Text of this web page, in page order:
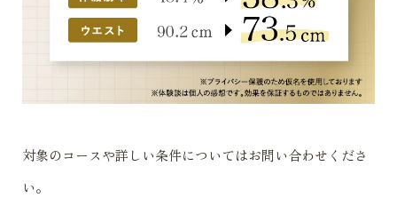
対象のコースや詳しい条件についてはお問い合わせくださ
い。